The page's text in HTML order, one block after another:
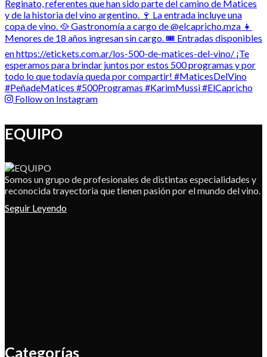
Follow on Instagram
EQUIPO
Somos un grupo de profesionales de distintas especialidades y
reconocida trayectoria que tienen pasión por el mundo del vino.
Seguir Leyendo
Categorías